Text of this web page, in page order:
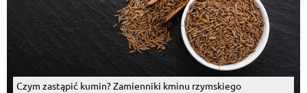
Czym zastąpić kumin? Zamienniki kminu rzymskiego